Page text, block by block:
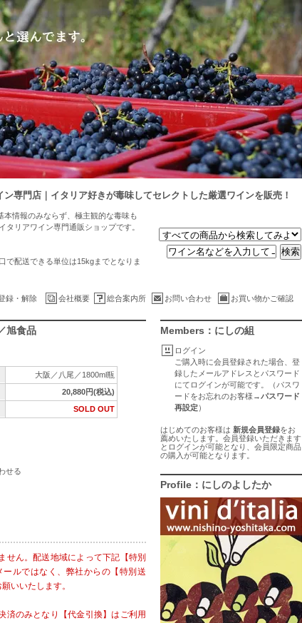
専門店｜イタリア好きが毒味してセレクトした厳選ワインを販売！
情報のみならず、極主観的な毒味も
リアワイン専門通販ショップです。
で配送できる単位は15kgまでとなりま
録・解除 会社概要 総合案内所 お問い合わせ お買い物かご確認
旭食品
大阪／八尾／1800ml瓶
20,880円(税込)
SOLD OUT
せる
せん。配送地域によって下記【特別
ルではなく、弊社からの【特別送
いいたします。
済のみとなり【代金引換】はご利用
Members：にしの組
ログイン
ご購入時に会員登録された場合、登
録したメールアドレスとパスワード
にてログインが可能です。（パスワ
ードをお忘れのお客様→パスワード
再設定）
はじめてのお客様は 新規会員登録をお
薦めいたします。会員登録いただきます
とログインが可能となり、会員限定商品
の購入が可能となります。
Profile：にしのよしたか